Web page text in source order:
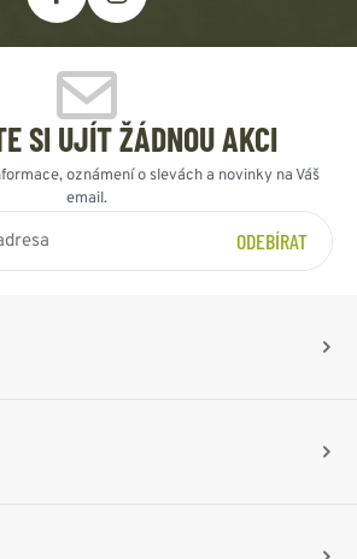
SI UJÍT ŽÁDNOU AKCI
oznámení o slevách a novinky na Váš
email.
ODEBÍRAT